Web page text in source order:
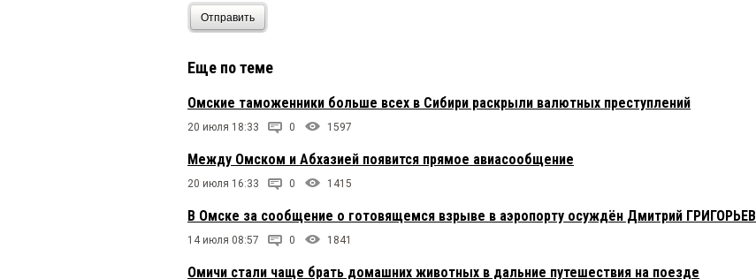
Отправить
Еще по теме
Омские таможенники больше всех в Сибири раскрыли валютных преступлений
20 июля 18:33 0 1597
Между Омском и Абхазией появится прямое авиасообщение
20 июля 16:33 0 1415
В Омске за сообщение о готовящемся взрыве в аэропорту осуждён Дмитрий ГРИГОРЬЕВ
14 июля 08:57 0 1841
Омичи стали чаще брать домашних животных в дальние путешествия на поезде